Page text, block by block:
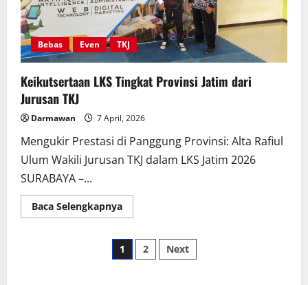
2026
dengan
Fashion
Show
Bebas Even TKJ
Keikutsertaan LKS Tingkat Provinsi Jatim dari
Jurusan TKJ
Darmawan 7 April, 2026
Mengukir Prestasi di Panggung Provinsi: Alta Rafiul
Ulum Wakili Jurusan TKJ dalam LKS Jatim 2026
SURABAYA –...
Baca SelengkapnyaRead
more
LKS
Tingkat
Provinsi
Paginasi
1 2 Next